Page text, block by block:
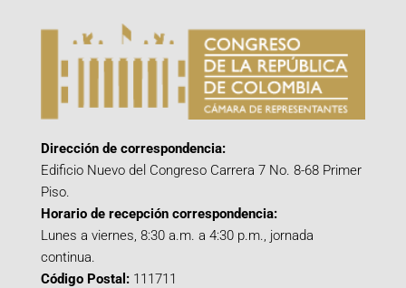
Dirección de correspondencia:
Edificio Nuevo del Congreso Carrera 7 No. 8-68 Primer
Piso.
Horario de recepción correspondencia:
Lunes a viernes, 8:30 a.m. a 4:30 p.m., jornada
continua.
Código Postal: 111711